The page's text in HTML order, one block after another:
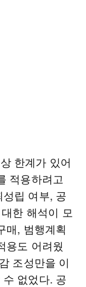
한계가 있어
적용하려고
립 여부, 공
한 해석이 모
매, 범행계획
용도 어려웠
조성만을 이
없었다. 공